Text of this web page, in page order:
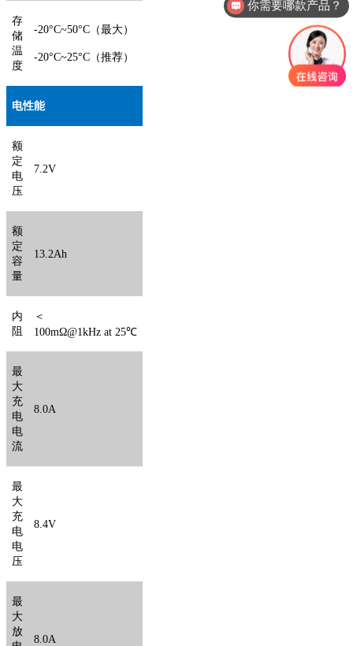
存
储
温
度
-20°C~50°C （最大）
-20°C~25°C （推荐）
电性能
额
定
电
压
7.2V
额
定
容
量
13.2Ah
内
阻
＜
100mΩ@1kHz at 25℃
最
大
充
电
电
流
8.0A
最
大
充
电
电
压
8.4V
最
大
放
8.0A
你需要哪款产品？